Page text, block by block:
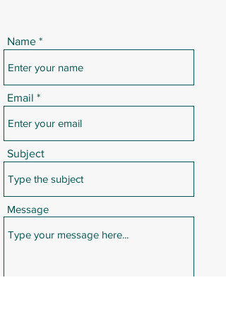
Name
Email
Subject
Message